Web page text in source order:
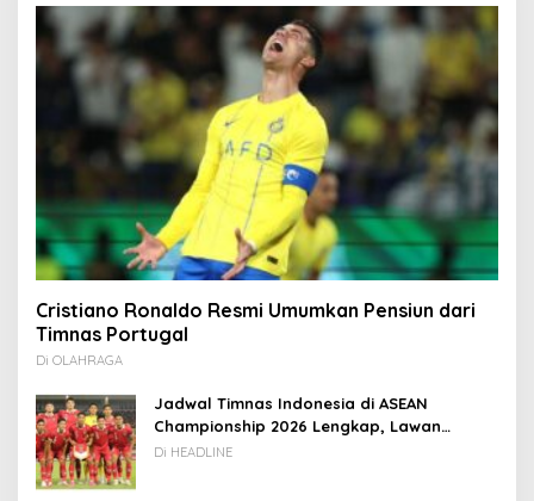
Cristiano Ronaldo Resmi Umumkan Pensiun dari
Timnas Portugal
Di OLAHRAGA
Jadwal Timnas Indonesia di ASEAN
Championship 2026 Lengkap, Lawan
Kamboja hingga Vietnam
Di HEADLINE